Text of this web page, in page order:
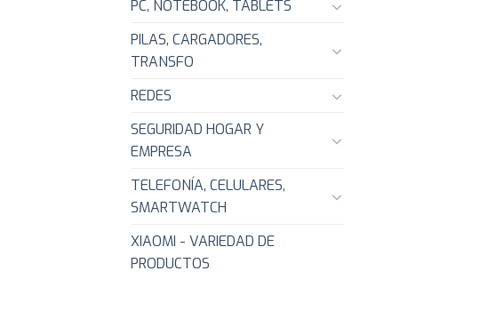
PC, NOTEBOOK, TABLETS
PILAS, CARGADORES,
TRANSFO
REDES
SEGURIDAD HOGAR Y
EMPRESA
TELEFONÍA, CELULARES,
SMARTWATCH
XIAOMI - VARIEDAD DE
PRODUCTOS